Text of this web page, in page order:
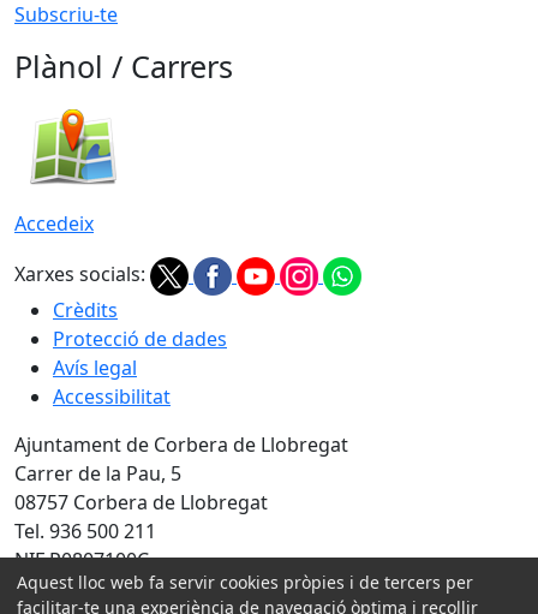
Subscriu-te
Plànol / Carrers
Accedeix
Xarxes socials:
Crèdits
Protecció de dades
Avís legal
Accessibilitat
Ajuntament de Corbera de Llobregat
Carrer de la Pau, 5
08757 Corbera de Llobregat
Tel. 936 500 211
NIF P0807100C
Amb la col·laboració de:
Aquest lloc web fa servir cookies pròpies i de tercers per
facilitar-te una experiència de navegació òptima i recollir